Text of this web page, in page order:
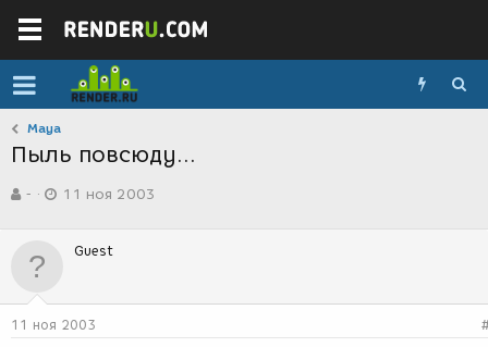
Maya
Пыль повсюду...
в
р
м
-
а
д
11 ноя 2003
Guest
11 ноя 2003